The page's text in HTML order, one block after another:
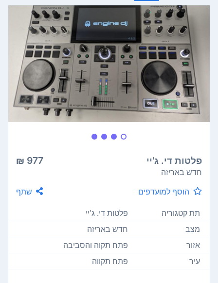
פלטות די. ג'יי 977 ₪
חדש באריזה
הוסף למועדפים
שתף
תת קטגוריה
פלטות די. ג'יי
מצב
חדש באריזה
אזור
פתח תקוה והסביבה
עיר
פתח תקווה